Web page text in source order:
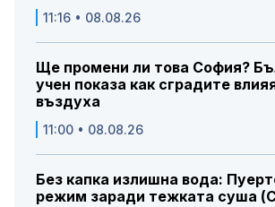
11:16 • 08.08.26
Ще промени ли това София?
учен показа как сградите
въздуха
11:00 • 08.08.26
Без капка излишна вода:
режим заради тежката суша